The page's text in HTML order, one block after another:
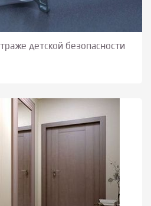
детской безопасности